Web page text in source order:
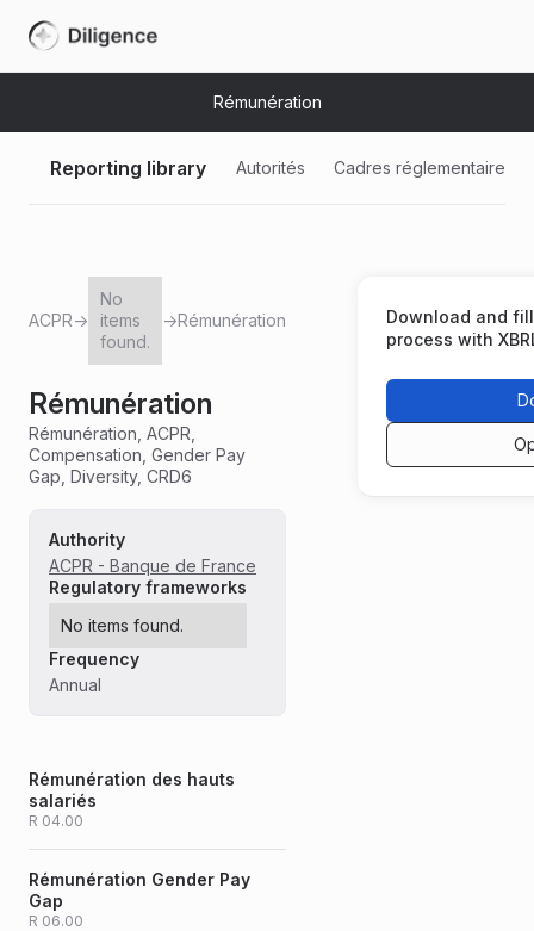
Rémunération
Reporting library Autorités Cadres réglementaires
ACPR→
No
items
found.
→Rémunération
Rémunération
Rémunération, ACPR,
Compensation, Gender Pay
Gap, Diversity, CRD6
Authority
ACPR - Banque de France
Regulatory frameworks
No items found.
Frequency
Annual
Rémunération des hauts
salariés
R 04.00
Rémunération Gender Pay
Gap
R 06.00
Download and
process with